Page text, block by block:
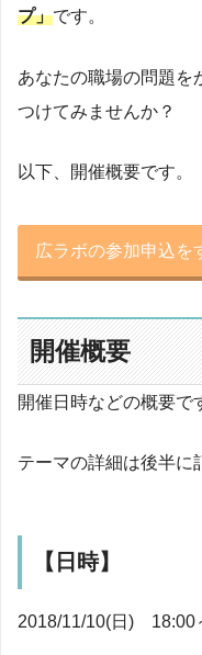
プ」です。
あなたの職場の問題を
つけてみませんか？
以下、開催概要です。
広ラボの参加申込を
開催概要
開催日時などの概要で
テーマの詳細は後半に
【日時】
2018/11/10(日) 18:00